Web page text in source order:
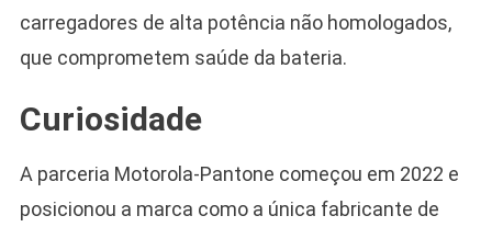
carregadores de alta potência não homologados,
que comprometem saúde da bateria.
Curiosidade
A parceria Motorola-Pantone começou em 2022 e
posicionou a marca como a única fabricante de